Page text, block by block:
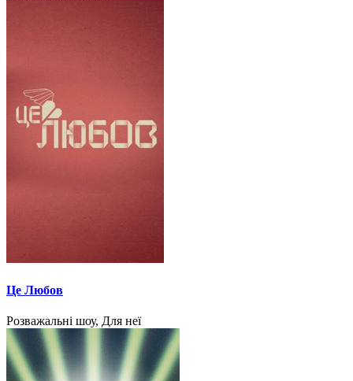
Це Любов
Розважальні шоу, Для неї